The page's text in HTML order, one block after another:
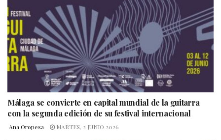
Málaga se convierte en capital mundial de la guitarra
con la segunda edición de su festival internacional
Ana Oropesa MARTES, 2 JUNIO 2026